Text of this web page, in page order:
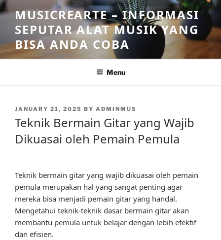
Skip
to
content
MUSICREARTE – INFORMASI
SEPUTAR ALAT MUSIK YANG
BISA ANDA COBA
Menu
POSTED
JANUARY 21, 2025 BY ADMINMUS
Teknik Bermain Gitar yang Wajib
Dikuasai oleh Pemain Pemula
Teknik bermain gitar yang wajib dikuasai oleh pemain
pemula merupakan hal yang sangat penting agar
mereka bisa menjadi pemain gitar yang handal.
Mengetahui teknik-teknik dasar bermain gitar akan
membantu pemula untuk belajar dengan lebih efektif
dan efisien.